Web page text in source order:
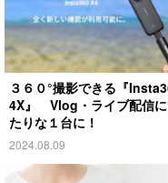
３６０°撮影できる『
4X』 Vlog・ライブ配信に
たりな１台に！
2024.08.09